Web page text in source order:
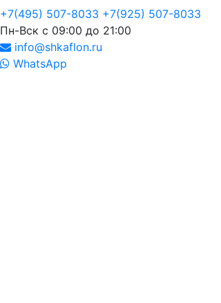
+7(495) 507-8033 +7(925) 507-8033
Пн-Вск с 09:00 до 21:00
info@shkaflon.ru
WhatsApp